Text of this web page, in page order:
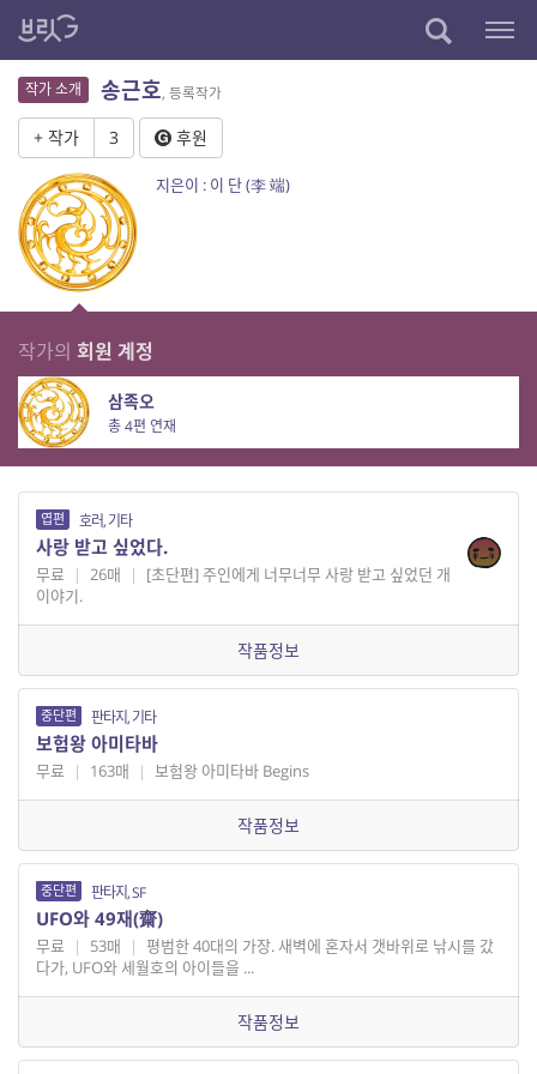
작가 소개 송근호, 등록작가
+ 작가 3 후원
지은이 : 이 단 (李 端)
작가의 회원 계정
삼족오
총 4편 연재
엽편 호러, 기타
사랑 받고 싶었다.
무료 | 26매 |
[초단편] 주인에게 너무너무 사랑 받고 싶었던 개
이야기.
작품정보
중단편 판타지, 기타
보험왕 아미타바
무료 | 163매 | 보험왕 아미타바 Begins
작품정보
중단편 판타지, SF
UFO와 49재(齋)
무료 | 53매 |
평범한 40대의 가장. 새벽에 혼자서 갯바위로 낚시를 갔
다가, UFO와 세월호의 아이들을 ...
작품정보